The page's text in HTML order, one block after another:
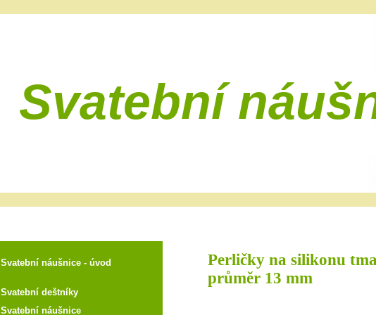
Svatební
Svatební náušnice - úvod
Svatební deštníky
Svatební náušnice
Perličky na silikonu
průměr 13 mm